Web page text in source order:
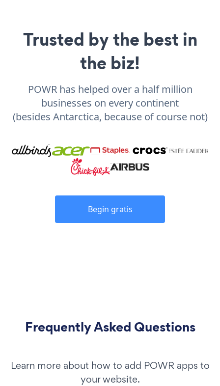
Trusted by the best in
the biz!
POWR has helped over a half million
businesses on every continent
(besides Antarctica, because of course not)
Begin gratis
Frequently Asked Questions
Learn more about how to add POWR apps to
your website.